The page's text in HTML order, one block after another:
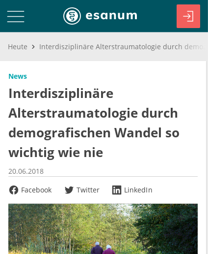
Heute
News
Interdisziplinäre
Alterstraumatologie durch
demografischen Wandel so
wichtig wie nie
20.06.2018
Facebook
Twitter LinkedIn